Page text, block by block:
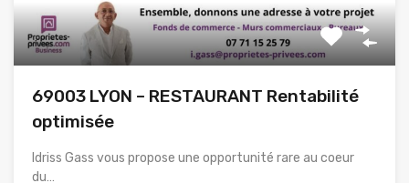
69003 LYON – RESTAURANT Rentabilité
optimisée
Idriss Gass vous propose une opportunité rare au coeur
du…